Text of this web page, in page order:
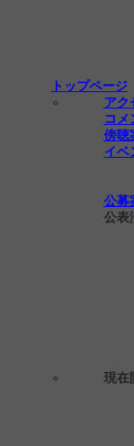
トップページ
アク
コメ
傍聴
イベ
公募
公表
現在